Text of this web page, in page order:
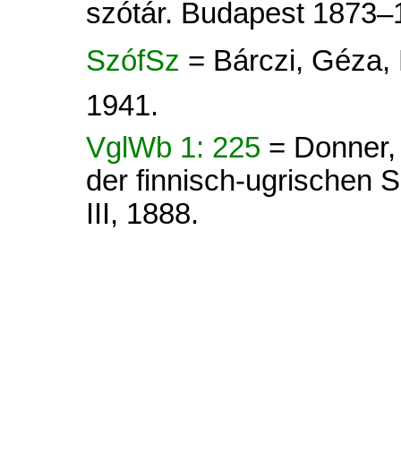
szótár. Budapest
SzófSz = Bárczi, Géza,
1941.
VglWb 1: 225 =
der finnisch-ugrischen
III, 1888.